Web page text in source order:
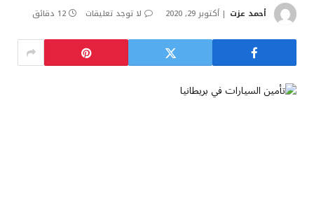
أحمد عزت أكتوبر 29, 2020 لا توجد تعليقات 12 دقائق